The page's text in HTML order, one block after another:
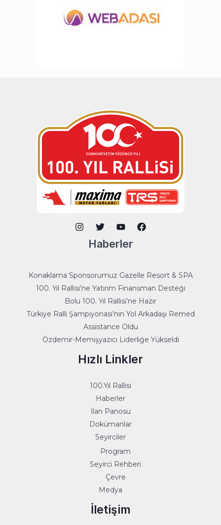
Haberler
Konaklama Sponsorumuz Gazelle Resort & SPA
100. Yıl Rallisi’ne Yatırım Finansman Desteği
Bolu 100. Yıl Rallisi’ne Hazır
Türkiye Ralli Şampiyonası’nın Yol Arkadaşı Remed
Assistance Oldu
Özdemir-Memişyazıcı Liderliğe Yükseldi
Hızlı Linkler
100.Yıl Rallisi
Haberler
İlan Panosu
Dokümanlar
Seyirciler
Program
Seyirci Rehberi
Çevre
Medya
İletişim